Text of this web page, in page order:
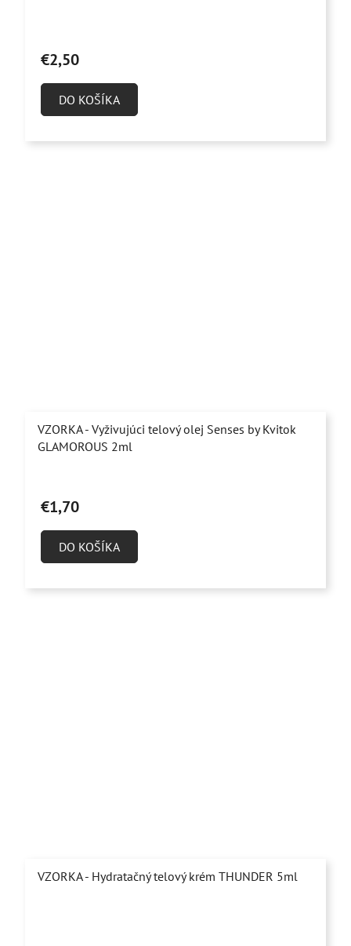
€2,50
DO KOŠÍKA
VZORKA - Vyživujúci telový olej Senses by Kvitok
GLAMOROUS 2ml
€1,70
DO KOŠÍKA
VZORKA - Hydratačný telový krém THUNDER 5ml